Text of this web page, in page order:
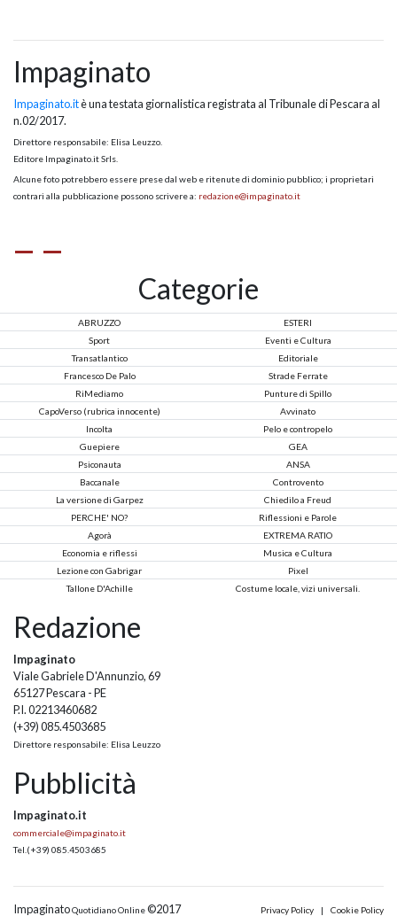
Impaginato
Impaginato.itè una testata giornalistica registrata al Tribunale di Pescara al
n.02/2017.
Direttore responsabile: Elisa Leuzzo.
Editore Impaginato.it Srls.
Alcune foto potrebbero essere prese dal web e ritenute di dominio pubblico; i proprietari
contrari alla pubblicazione possono scrivere a: redazione@impaginato.it
Categorie
ABRUZZO
ESTERI
Sport
Eventi e Cultura
Transatlantico
Editoriale
Francesco De Palo
Strade Ferrate
RiMediamo
Punture di Spillo
CapoVerso (rubrica innocente)
Avvinato
Incolta
Pelo e contropelo
Guepiere
GEA
Psiconauta
ANSA
Baccanale
Controvento
La versione di Garpez
Chiedilo a Freud
PERCHE' NO?
Riflessioni e Parole
Agorà
EXTREMA RATIO
Economia e riflessi
Musica e Cultura
Lezione con Gabrigar
Pixel
Tallone D'Achille
Costume locale, vizi universali.
Redazione
Impaginato
Viale Gabriele D'Annunzio, 69
65127 Pescara - PE
P.I. 02213460682
(+39) 085.4503685
Direttore responsabile: Elisa Leuzzo
Pubblicità
Impaginato.it
commerciale@impaginato.it
Tel. (+39) 085.4503685
ImpaginatoQuotidiano Online©2017 Privacy Policy | Cookie Policy